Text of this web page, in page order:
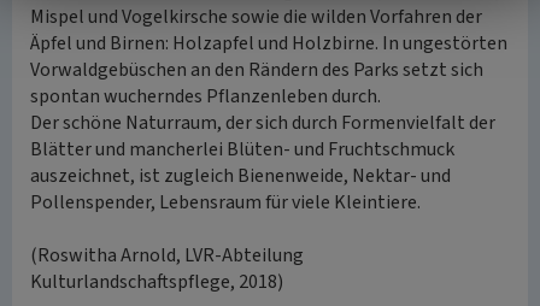
Mispel und Vogelkirsche sowie die wilden Vorfahren der
Äpfel und Birnen: Holzapfel und Holzbirne. In ungestörten
Vorwaldgebüschen an den Rändern des Parks setzt sich
spontan wucherndes Pflanzenleben durch.
Der schöne Naturraum, der sich durch Formenvielfalt der
Blätter und mancherlei Blüten- und Fruchtschmuck
auszeichnet, ist zugleich Bienenweide, Nektar- und
Pollenspender, Lebensraum für viele Kleintiere.
(Roswitha Arnold, LVR-Abteilung
Kulturlandschaftspflege, 2018)